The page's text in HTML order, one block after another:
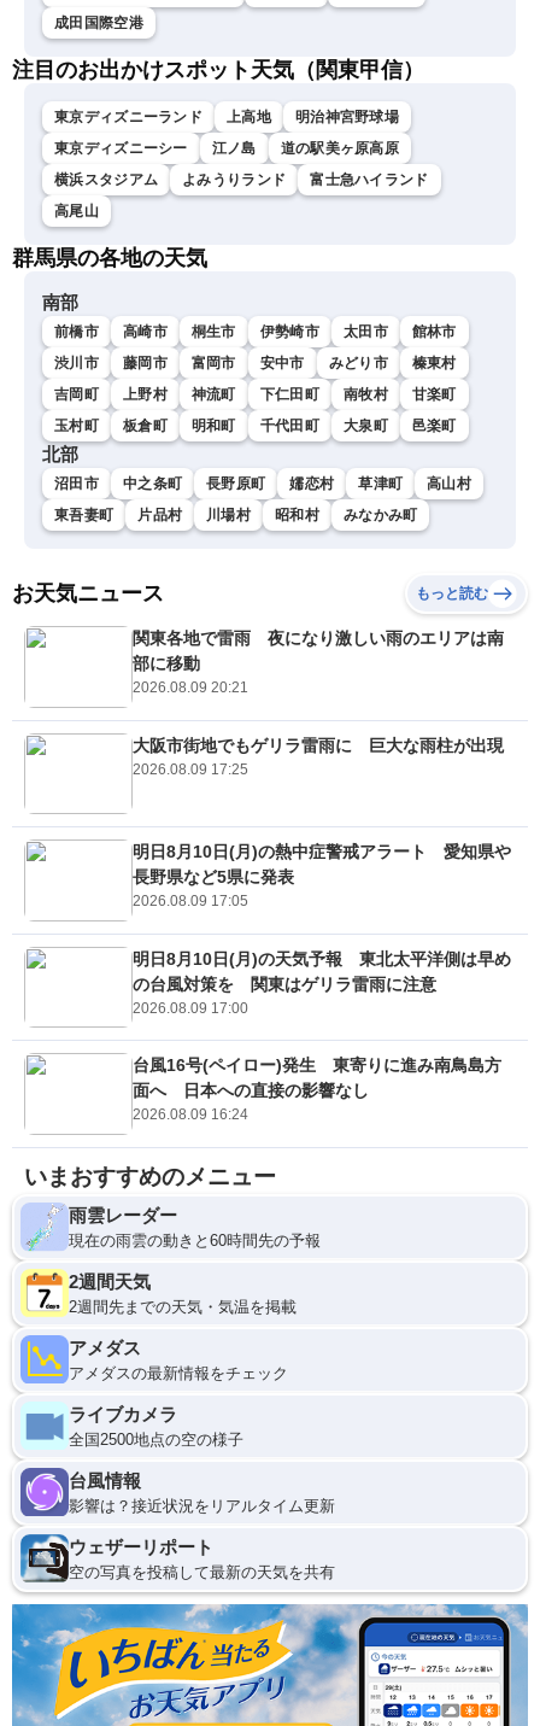
成田国際空港
注目のお出かけスポット天気（関東甲信）
東京ディズニーランド 上高地
明治神宮野球場
東京ディズニーシー
江ノ島
道の駅美ヶ原高原
横浜スタジアム
よみうりランド
富士急ハイランド
高尾山
群馬県の各地の天気
南部
前橋市 高崎市 桐生市 伊勢崎市 太田市
館林市
渋川市
藤岡市 富岡市 安中市 みどり市
榛東村
吉岡町
上野村 神流町 下仁田町 南牧村
甘楽町
玉村町
板倉町 明和町 千代田町 大泉町 邑楽町
北部
沼田市 中之条町 長野原町 嬬恋村 草津町
高山村
東吾妻町
片品村 川場村 昭和村 みなかみ町
お天気ニュース もっと読む
関東各地で雷雨 夜になり激しい雨のエリアは南
部に移動
2026.08.09 20:21
大阪市街地でもゲリラ雷雨に 巨大な雨柱が出現
2026.08.09 17:25
明日8月10日(月)の熱中症警戒アラート 愛知県や
長野県など5県に発表
2026.08.09 17:05
明日8月10日(月)の天気予報 東北太平洋側は早め
の台風対策を 関東はゲリラ雷雨に注意
2026.08.09 17:00
台風16号(ペイロー)発生 東寄りに進み南鳥島方
面へ 日本への直接の影響なし
2026.08.09 16:24
いまおすすめのメニュー
雨雲レーダー
現在の雨雲の動きと60時間先の予報
2週間天気
2週間先までの天気・気温を掲載
アメダス
アメダスの最新情報をチェック
ライブカメラ
全国2500地点の空の様子
台風情報
影響は？接近状況をリアルタイム更新
ウェザーリポート
空の写真を投稿して最新の天気を共有